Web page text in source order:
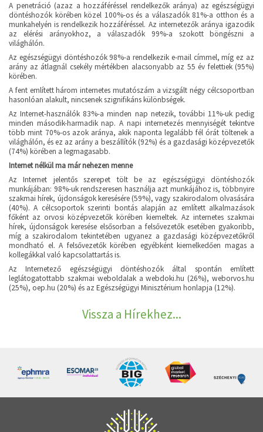
A penetráció (azaz a hozzáféréssel rendelkezők aránya) az egészségügyi
döntéshozók körében közel 100%-os és a válaszadók 81%-a otthon és a
munkahelyén is rendelkezik hozzáféréssel. Az internetezők aránya igazodik
az elérési arányokhoz, a válaszadók 99%-a szokott böngészni a
világhálón.
Az egészségügyi döntéshozók 98%-a rendelkezik e-mail címmel, míg ez az
arány az átlagnál csekély mértékben alacsonyabb az 55 év felettiek (95%)
körében.
A fent említett három internetes mutatószám a vizsgált négy célcsoportban
hasonlóan alakult, nincsenek szignifikáns különbségek.
Az Internet-használók 83%-a minden nap netezik, további 11%-uk pedig
minden második-harmadik nap. A napi internetezés mennyiségét tekintve
több mint 70%-os azok aránya, akik naponta legalább fél órát töltenek a
világhálón, és ez az arány a beszállítók (92%) és a gazdasági középvezetők
(74%) körében a legmagasabb.
Internet nélkül ma már nehezen menne
Az Internet jelentős szerepet tölt be az egészségügyi döntéshozók
munkájában: 98%-uk rendszeresen használja azt munkájához is, többnyire
szakmai hírek, újdonságok keresésére (59%), vagy szakirodalom olvasására
(40%). A célcsoportok szerinti bontás alapján az említett alkalmazások
főként az orvosi középvezetők körében kiemeltek. Az internetes szakmai
hírek, újdonságok keresése elsősorban a felsővezetők esetében gyakoribb,
míg a szakirodalom tekintetében ugyanez a gazdasági középvezetőkről
mondható el. A felsővezetők körében egyébként kiemelkedően magas a
kollegákkal való kapcsolattartás is.
Az Internetező egészségügyi döntéshozók által spontán említett
leglátogatottabb szakmai weboldalak a webdoki.hu (26%), weborvos.hu
(25%), oep.hu (20%) és az Egészségügyi Minisztérium honlapja (12%).
Vissza a Hírekhez...